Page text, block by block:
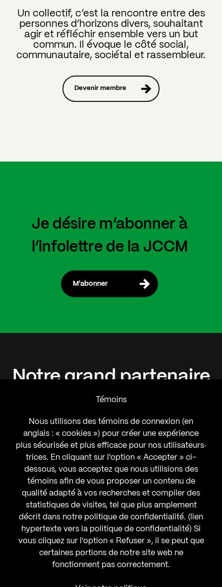
Un collectif, c’est la rencontre entre des
personnes d’horizons divers, souhaitant
agir et réfléchir ensemble vers un but
commun. Il évoque le côté social,
communautaire, sociétal et rassembleur.
Devenir membre
Je désire m’abonner à
l’infolettre de la JCCM
M'abonner
Notre grand partenaire
Témoins
Nous utilisons des témoins de connexion (en
anglais : « cookies ») pour créer une expérience
plus sécurisée et plus efficace pour nos utilisateurs‧
trices. En cliquant sur l'option « Accepter » ci-
dessous, vous acceptez que nous utilisions des
témoins afin de vous proposer un contenu de
qualité adapté à vos recherches et compiler des
statistiques de visites, tel que plus amplement
décrit dans notre politique de confidentialité. (lien
hypertexte vers la politique de confidentialité) Si
vous cliquez sur l'option « Refuser », il se peut que
certaines portions de notre site web ne
fonctionnent pas correctement.